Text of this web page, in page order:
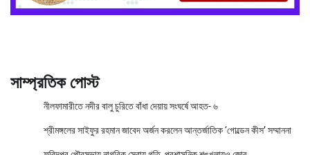
সাম্প্রতিক পোস্ট
নীলফামারীতে নদীর বালু চুরিতে বাঁধা দেয়ায় সংঘর্ষে আহত- ৬
শ্রীমঙ্গলের সাইফুর রহমান জাবেদ অর্জন করলেন আন্তর্জাতিক ‘গোল্ডেন কীস’ সম্মাননা